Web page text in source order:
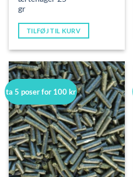
gr
TILFØJ TIL KURV
ta 5 poser for 100 kr